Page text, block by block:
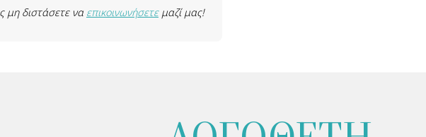
μη διστάσετε να επικοινωνήσετεμαζί μας!